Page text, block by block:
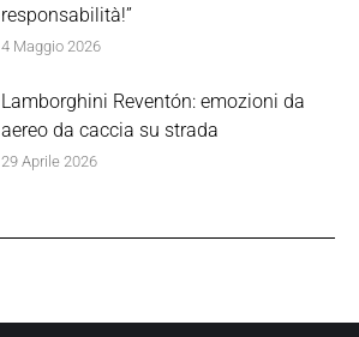
responsabilità!”
4 Maggio 2026
Lamborghini Reventón: emozioni da
aereo da caccia su strada
29 Aprile 2026